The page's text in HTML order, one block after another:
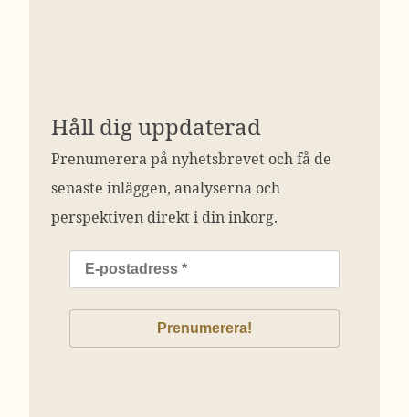
Håll dig uppdaterad
Prenumerera på nyhetsbrevet och få de
senaste inläggen, analyserna och
perspektiven direkt i din inkorg.